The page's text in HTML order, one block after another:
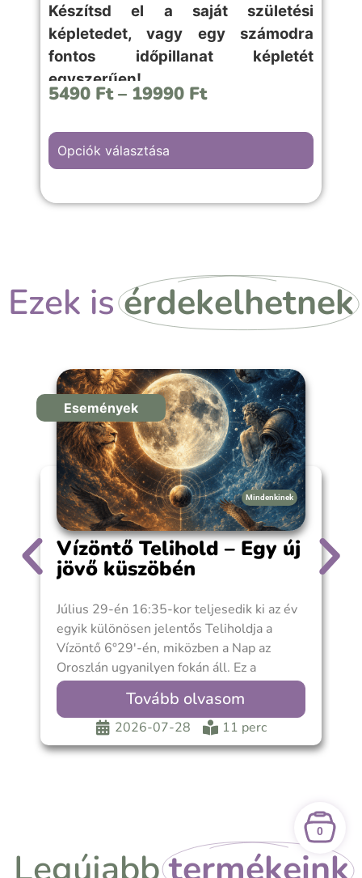
Készítsd el a saját születési
képletedet, vagy egy számodra
fontos időpillanat képletét
egyszerűen!
A “Piros szívek” hátterű kép választása,
évfordulós örömteli pillanathoz megfelelő
5490 Ft – 19990 Ft
Opciók választása
Ezek is érdekelhetnek
Események
Mindenkinek
Vízöntő Telihold – Egy új
jövő küszöbén
Július 29-én 16:35-kor teljesedik ki az év
egyik különösen jelentős Teliholdja a
Vízöntő 6°29′-én, miközben a Nap az
Oroszlán ugyanilyen fokán áll. Ez a
Telihold
Tovább olvasom
2026-07-28 11 perc
0